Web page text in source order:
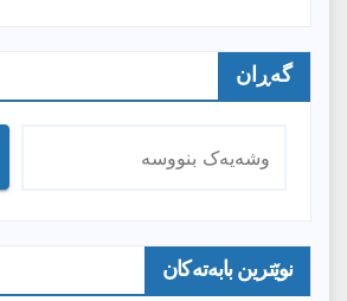
گەڕان
نوێترین بابەتەکان